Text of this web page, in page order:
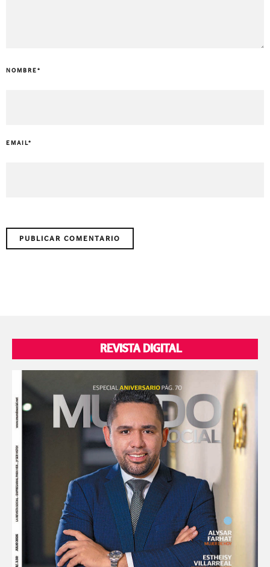
NOMBRE *
EMAIL*
REVISTA DIGITAL